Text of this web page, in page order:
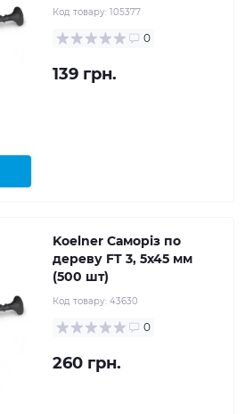
Код товару: 105377
0
139 грн.
Koelner Саморіз по
дереву FT 3, 5x45 мм
(500 шт)
Код товару: 43630
0
260 грн.